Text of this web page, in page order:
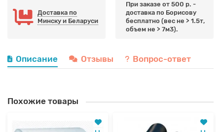
Доставка по
Минску и Беларуси
При заказе от 500 р. -
доставка по Борисову
бесплатно (вес не > 1.5т,
объем не > 7м3).
Описание Отзывы Вопрос-ответ
Похожие товары